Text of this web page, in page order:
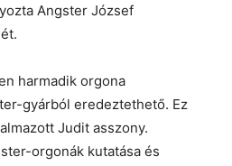
Angster József
harmadik orgona
gyárból eredeztethető. Ez
Judit asszony.
orgonák kutatása és